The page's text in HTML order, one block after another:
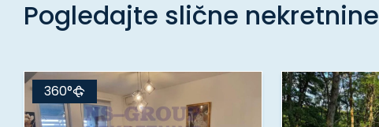
Pogledajte slične nekretnine
360°